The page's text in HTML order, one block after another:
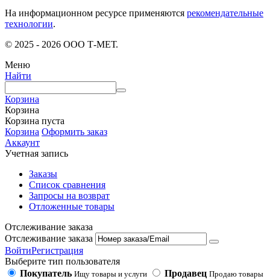
На информационном ресурсе применяются рекомендательные
технологии.
© 2025 - 2026 ООО Т-МЕТ.
Меню
Найти
Корзина
Корзина
Корзина пуста
Корзина Оформить заказ
Аккаунт
Учетная запись
Заказы
Список сравнения
Запросы на возврат
Отложенные товары
Отслеживание заказа
Отслеживание заказа
ВойтиРегистрация
Выберите тип пользователя
Покупатель Ищу товары и услуги Продавец Продаю товары